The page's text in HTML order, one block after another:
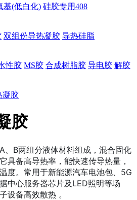
基(低白化) 硅胶专用408
双组份导热凝胶 导热硅脂
性胶 MS胶 合成树脂胶 导电胶 解胶
凝胶
胶
、B两组分液体材料组成，混合固化
具备高导热率，能快速传导热量，
度。常用于新能源汽车电池包、5G
中心服务器芯片及LED照明等场
设备高效散热 。